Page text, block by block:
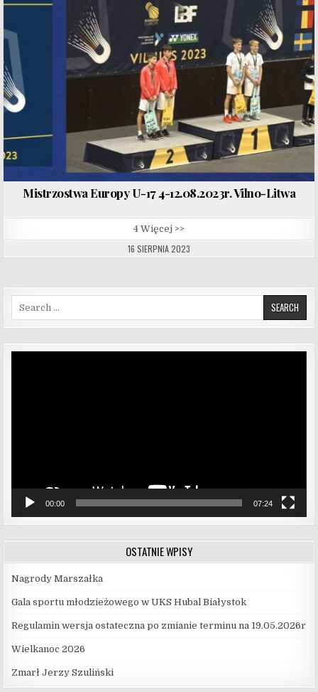
Mistrzostwa Europy U-17 4-12.08.2023r. Vilno-Litwa
4 Więcej >>
16 SIERPNIA 2023
00:00 07:24
OSTATNIE WPISY
Nagrody Marszałka
Gala sportu młodzieżowego w UKS Hubal Białystok
Regulamin wersja ostateczna po zmianie terminu na 19.05.2026r
Wielkanoc 2026
Zmarł Jerzy Szuliński